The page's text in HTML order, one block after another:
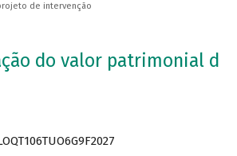
de intervenção
do valor patrimonial da